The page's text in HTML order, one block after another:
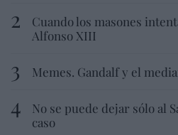
Cuando los masones
Alfonso XIII
Memes. Gandalf y el
No se puede dejar sólo al
caso